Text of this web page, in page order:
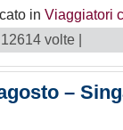
in Viaggiatori
volte |
–